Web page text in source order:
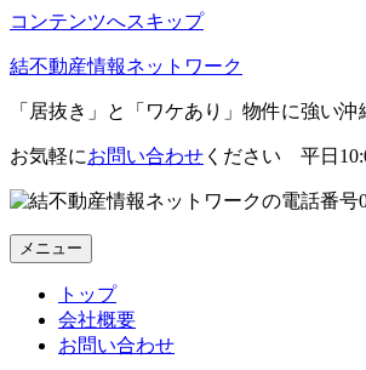
コンテンツへスキップ
結不動産情報ネットワーク
「居抜き」と「ワケあり」物件に強い
お気軽にお問い合わせ ください 平日
メニュー
トップ
会社概要
お問い合わせ